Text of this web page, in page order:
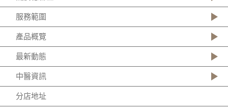
服務範圍
產品概覽
最新動態
中醫資訊
分店地址